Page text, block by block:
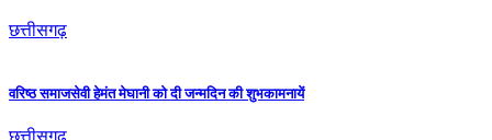
छत्तीसगढ़
वरिष्ठ समाजसेवी हेमंत मेघानी को दी जन्मदिन की शुभकामनायें
छत्तीसगढ़